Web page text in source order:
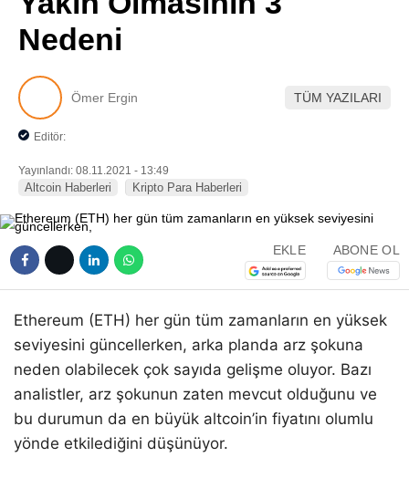
Nedeni
Ömer Ergin TÜM YAZILARI
Editör:
Yayınlandı: 08.11.2021 - 13:49
Altcoin Haberleri Kripto Para Haberleri
EKLE ABONE OL
Ethereum (ETH) her gün tüm zamanların en yüksek
seviyesini güncellerken, arka planda arz şokuna
neden olabilecek çok sayıda gelişme oluyor. Bazı
analistler, arz şokunun zaten mevcut olduğunu ve
bu durumun da en büyük altcoin’in fiyatını olumlu
yönde etkilediğini düşünüyor.